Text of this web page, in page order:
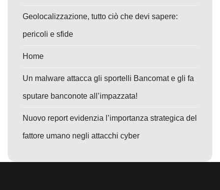
Geolocalizzazione, tutto ciò che devi sapere:
pericoli e sfide
Home
Un malware attacca gli sportelli Bancomat e gli fa
sputare banconote all’impazzata!
Nuovo report evidenzia l’importanza strategica del
fattore umano negli attacchi cyber